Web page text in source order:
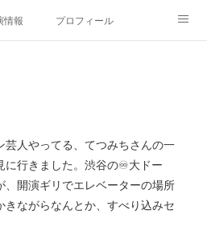
情報 プロフィール
人やってる、てつみちさんの一
に行きました。渋谷の♾大ドー
、開演ギリでエレベーターの場所
きながらなんとか、すべり込みセ